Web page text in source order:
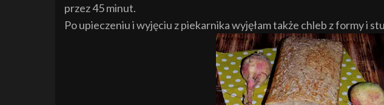
przez 45 minut.
Po upieczeniu i wyjęciu z piekarnika wyjęłam także chleb z formy i